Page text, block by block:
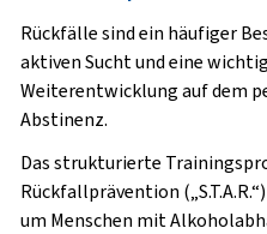
Rückfälle sind ein häufiger
aktiven Sucht und eine
Weiterentwicklung auf dem
Abstinenz.
Das strukturierte
Rückfallprävention
um Menschen mit